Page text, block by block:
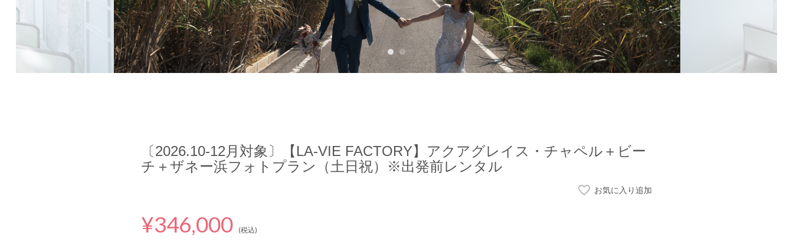
1 2
〔2026.10-12月対象〕【LA-VIE FACTORY】アクアグレイス・チャペル＋ビー
チ＋ザネー浜フォトプラン（土日祝）※出発前レンタル
お気に入り追加
¥346,000 (税込)